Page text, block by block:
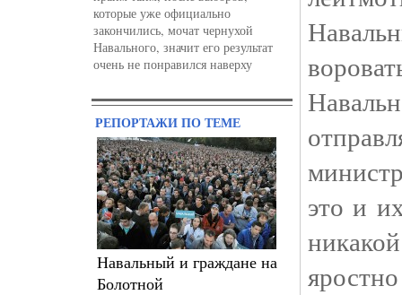
которые уже официально
закончились, мочат чернухой
Навального, значит его результат
очень не понравился наверху
РЕПОРТАЖИ ПО ТЕМЕ
Навальный и граждане на
Болотной
это и